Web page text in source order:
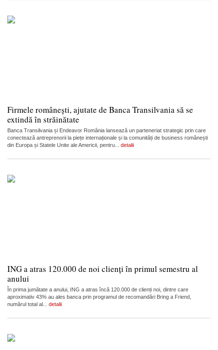
Firmele românești, ajutate de Banca Transilvania să se
extindă în străinătate
Banca Transilvania și Endeavor România lansează un parteneriat strategic prin care
conectează antreprenorii la piețe internaționale și la comunități de business românești
din Europa și Statele Unite ale Americii, pentru... detalii
ING a atras 120.000 de noi clienți în primul semestru al
anului
În prima jumătate a anului, ING a atras încă 120.000 de clienți noi, dintre care
aproximativ 43% au ales banca prin programul de recomandări Bring a Friend,
numărul total al... detalii